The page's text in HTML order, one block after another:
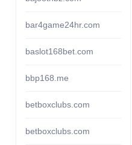
bar4game24hr.com
baslot168bet.com
bbp168.me
betboxclubs.com
betboxclubs.com